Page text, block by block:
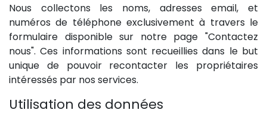
Nous collectons les noms, adresses email, et
numéros de téléphone exclusivement à travers le
formulaire disponible sur notre page "Contactez
nous". Ces informations sont recueillies dans le but
unique de pouvoir recontacter les propriétaires
intéressés par nos services.
Utilisation des données